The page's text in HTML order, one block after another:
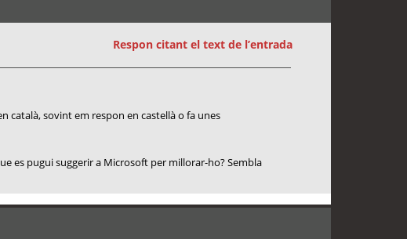
Respon citant el text de l’entrada
català, sovint em respon en castellà o fa unes
es pugui suggerir a Microsoft per millorar-ho? Sembla